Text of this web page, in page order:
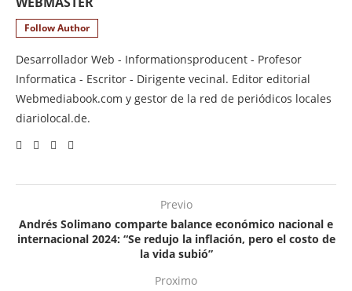
Follow Author
Desarrollador Web - Informationsproducent - Profesor
Informatica - Escritor - Dirigente vecinal. Editor editorial
Webmediabook.com y gestor de la red de periódicos locales
diariolocal.de.
Previo
Andrés Solimano comparte balance económico nacional e
internacional 2024: “Se redujo la inflación, pero el costo de
la vida subió”
Proximo